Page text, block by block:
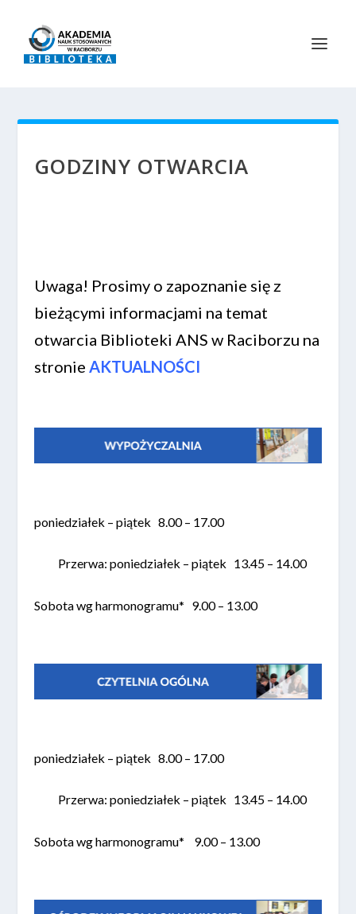
GODZINY OTWARCIA
Uwaga! Prosimy o zapoznanie się z
bieżącymi informacjami na temat
otwarcia Biblioteki ANS w Raciborzu na
stronie AKTUALNOŚCI
poniedziałek – piątek 8.00 – 17.00
Przerwa: poniedziałek – piątek 13.45 – 14.00
Sobota wg harmonogramu* 9.00 – 13.00
poniedziałek – piątek 8.00 – 17.00
Przerwa: poniedziałek – piątek 13.45 – 14.00
Sobota wg harmonogramu* 9.00 – 13.00